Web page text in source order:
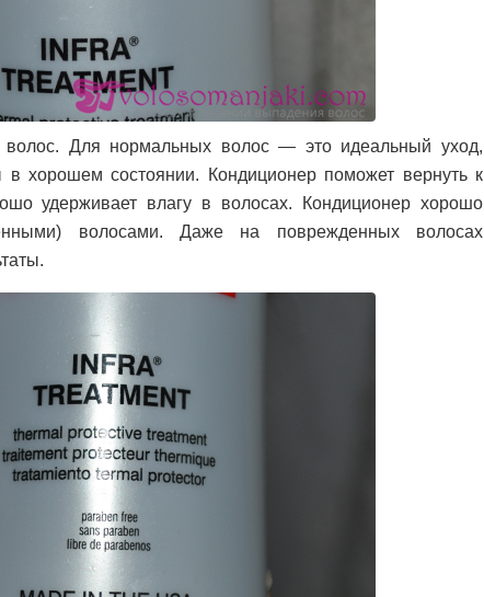
волос. Для нормальных волос — это идеальный уход,
хорошем состоянии. Кондиционер поможет вернуть к
удерживает влагу в волосах. Кондиционер хорошо
волосами. Даже на поврежденных волосах